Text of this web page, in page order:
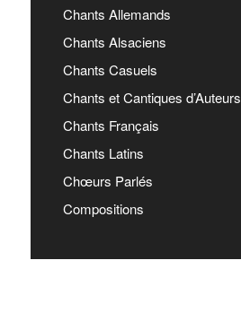
Chants Allemands
Chants Alsaciens
Chants Casuels
Chants et Cantiques d’Auteurs
Chants Français
Chants Latins
Chœurs Parlés
Compositions